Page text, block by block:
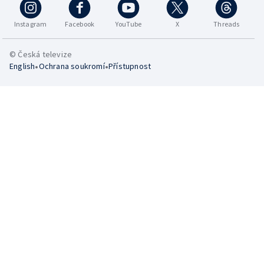
Instagram Facebook YouTube X Threads
© Česká televize
English•Ochrana soukromí•Přístupnost